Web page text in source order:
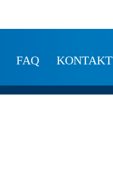
FAQ KONTAKT